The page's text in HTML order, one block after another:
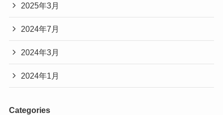
2025年3月
2024年7月
2024年3月
2024年1月
Categories